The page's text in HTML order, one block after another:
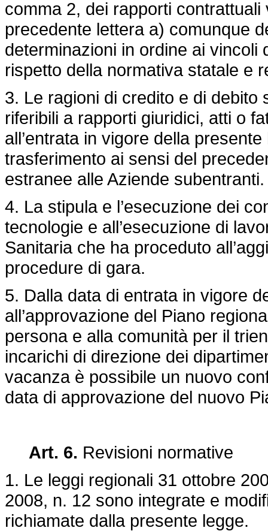
comma 2, dei rapporti
precedente lettera a) comunque
determinazioni in ordine ai
rispetto della normativa statale e
3. Le ragioni di credito e di
riferibili a rapporti giuridici, atti o
all’entrata in vigore della
trasferimento ai sensi del
estranee alle Aziende subentranti.
4. La stipula e l’esecuzione dei
tecnologie e all’esecuzione di
Sanitaria che ha proceduto
procedure di gara.
5. Dalla data di entrata in vigore
all’approvazione del Piano
persona e alla comunità per il
incarichi di direzione dei
vacanza è possibile un nuovo
data di approvazione del nuovo
Art. 6. Revisioni normative
1. Le leggi regionali 31 ottobre
2008, n. 12 sono integrate e
richiamate dalla presente legge.